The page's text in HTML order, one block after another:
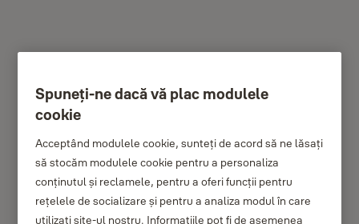
YKB/200/BB2 - Cutie
chei mică (20 chei),
încuietoare cu cheie
Spuneți-ne dacă vă plac modulele
cookie
Acceptând modulele cookie, sunteți de acord să ne lăsați
să stocăm modulele cookie pentru a personaliza
conținutul și reclamele, pentru a oferi funcții pentru
rețelele de socializare și pentru a analiza modul în care
utilizați site-ul nostru. Informațiile pot fi de asemenea